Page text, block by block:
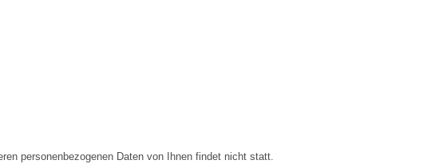
personenbezogenen Daten von Ihnen findet nicht statt.